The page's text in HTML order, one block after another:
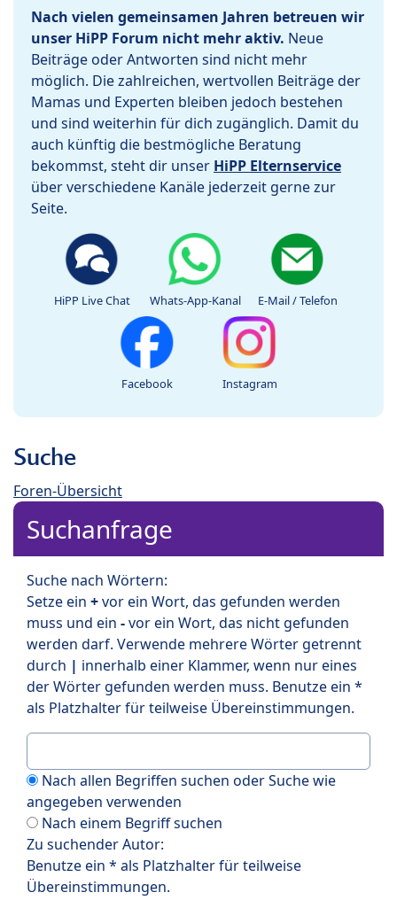
Nach vielen gemeinsamen Jahren betreuen wir
unser HiPP Forum nicht mehr aktiv. Neue
Beiträge oder Antworten sind nicht mehr
möglich. Die zahlreichen, wertvollen Beiträge der
Mamas und Experten bleiben jedoch bestehen
und sind weiterhin für dich zugänglich. Damit du
auch künftig die bestmögliche Beratung
bekommst, steht dir unser HiPP Elternservice
über verschiedene Kanäle jederzeit gerne zur
Seite.
HiPP Live Chat Whats-App-Kanal E-Mail / Telefon
Facebook Instagram
Suche
Foren-Übersicht
Suchanfrage
Suche nach Wörtern:
Setze ein +vor ein Wort, das gefunden werden
muss und ein -vor ein Wort, das nicht gefunden
werden darf. Verwende mehrere Wörter getrennt
durch | innerhalb einer Klammer, wenn nur eines
der Wörter gefunden werden muss. Benutze ein *
als Platzhalter für teilweise Übereinstimmungen.
Nach allen Begriffen suchen oder Suche wie
angegeben verwenden
Nach einem Begriff suchen
Zu suchender Autor:
Benutze ein * als Platzhalter für teilweise
Übereinstimmungen.